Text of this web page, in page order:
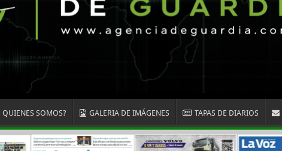
QUIENES SOMOS? GALERIA DE IMÁGENES TAPAS DE DIARIOS